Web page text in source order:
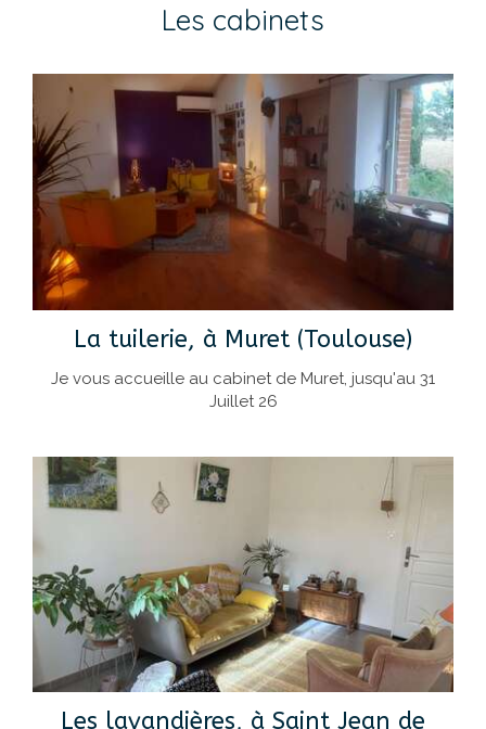
Les cabinets
La tuilerie, à Muret (Toulouse)
Je vous accueille au cabinet de Muret, jusqu'au 31
Juillet 26
Les lavandières, à Saint Jean de